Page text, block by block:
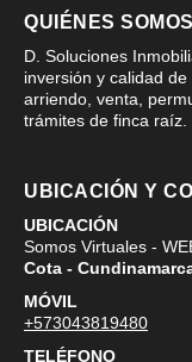
QUIÉNES SOMOS
D. Soluciones
inversión y calidad
arriendo, venta,
trámites de finca raíz.
UBICACIÓN Y
UBICACIÓN
Somos Virtuales -
Cota -
MÓVIL
+573043819480
TELÉFONO